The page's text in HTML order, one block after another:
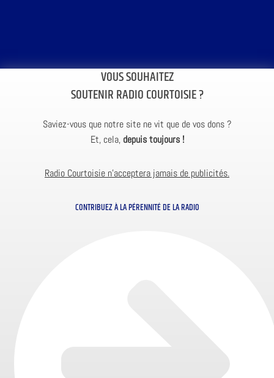
VOUS SOUHAITEZ
SOUTENIR RADIO COURTOISIE ?
Saviez-vous que notre site ne vit que de vos dons ?
Et, cela, depuis toujours !
Radio Courtoisie n’acceptera jamais de publicités.
CONTRIBUEZ À LA PÉRENNITÉ DE LA RADIO